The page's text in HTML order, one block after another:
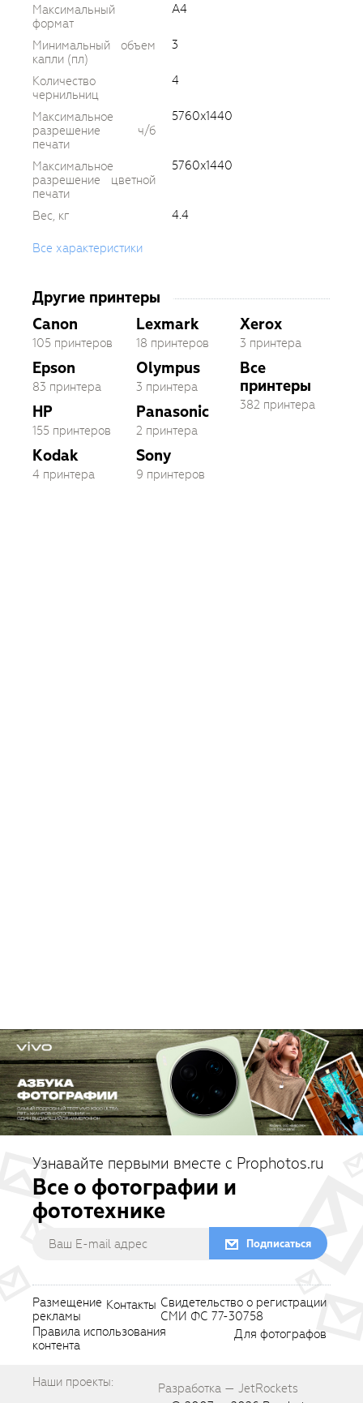
Максимальный
формат
A4
Минимальный объем
капли (пл)
3
Количество
чернильниц
4
Максимальное
разрешение ч/б
печати
5760x1440
Максимальное
разрешение цветной
печати
5760x1440
Вес, кг 4.4
Все характеристики
Другие принтеры
Canon
105 принтеров
Epson
83 принтера
HP
155 принтеров
Kodak
4 принтера
Lexmark
18 принтеров
Olympus
3 принтера
Panasonic
2 принтера
Sony
9 принтеров
Xerox
3 принтера
Все
принтеры
382 принтера
Узнавайте первыми вместе с Prophotos.ru
Все о фотографии и
фототехнике
Подписаться
Размещение
рекламы
Контакты Свидетельство о регистрации
СМИ ФС 77-30758
Правила использования
контента
Для фотографов
Наши проекты:
Разработка — JetRockets